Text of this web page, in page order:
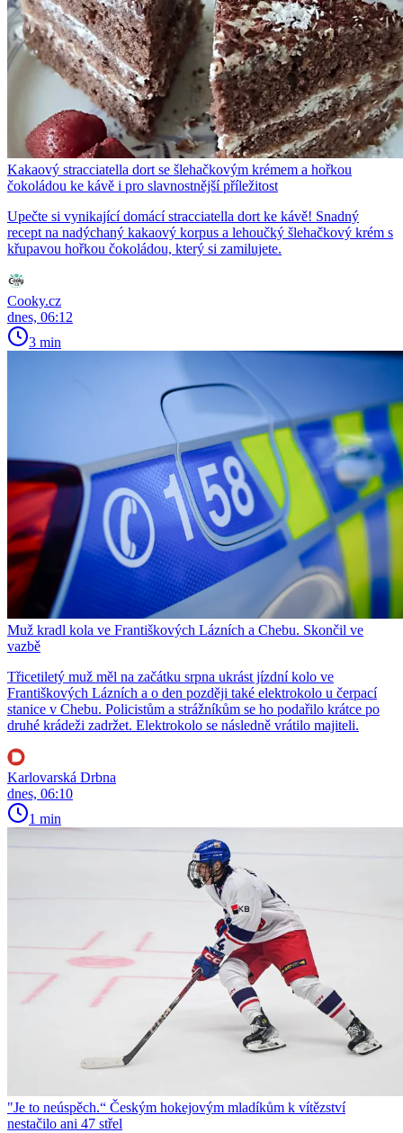
Kakaový stracciatella dort se šlehačkovým krémem a hořkou
čokoládou ke kávě i pro slavnostnější příležitost
Upečte si vynikající domácí stracciatella dort ke kávě! Snadný
recept na nadýchaný kakaový korpus a lehoučký šlehačkový krém s
křupavou hořkou čokoládou, který si zamilujete.
Cooky.cz
dnes, 06:12
3 min
Muž kradl kola ve Františkových Lázních a Chebu. Skončil ve
vazbě
Třicetiletý muž měl na začátku srpna ukrást jízdní kolo ve
Františkových Lázních a o den později také elektrokolo u čerpací
stanice v Chebu. Policistům a strážníkům se ho podařilo krátce po
druhé krádeži zadržet. Elektrokolo se následně vrátilo majiteli.
Karlovarská Drbna
dnes, 06:10
1 min
"Je to neúspěch.“ Českým hokejovým mladíkům k vítězství
nestačilo ani 47 střel